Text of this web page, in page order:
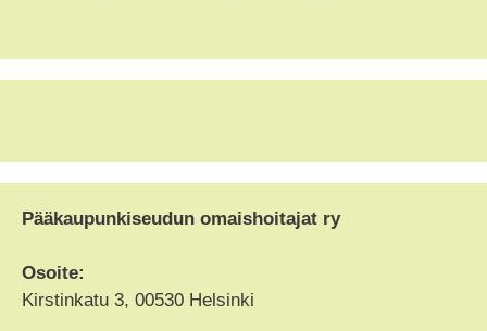
Pääkaupunkiseudun omaishoitajat ry
Osoite:
Kirstinkatu 3, 00530 Helsinki